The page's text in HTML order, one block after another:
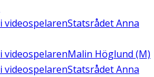
i videospelarenStatsrådet Anna
i videospelarenMalin Höglund (M)
i videospelarenStatsrådet Anna